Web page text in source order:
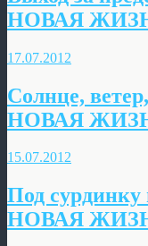
НОВАЯ
17.07.2012
Солнце,
НОВАЯ
15.07.2012
Под
НОВАЯ